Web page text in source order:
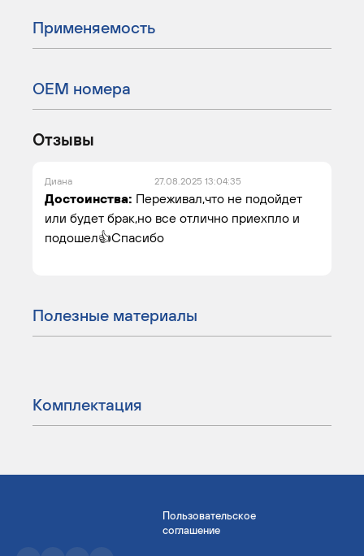
Применяемость
ОЕМ номера
Отзывы
Диана 27.08.2025 13:04:35
Достоинства: Переживал,что не подойдет
или будет брак,но все отлично приехпло и
подошел👍Спасибо
Полезные материалы
Комплектация
Пользовательское
соглашение